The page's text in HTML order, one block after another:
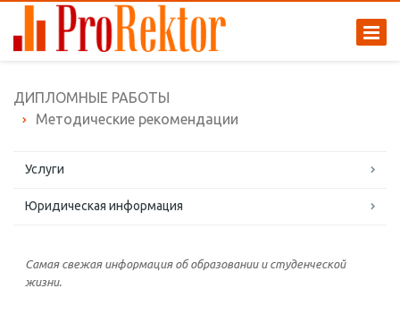
ДИПЛОМНЫЕ РАБОТЫ
Методические рекомендации
Услуги
Юридическая информация
Самая свежая информация об образовании и студенческой
жизни.